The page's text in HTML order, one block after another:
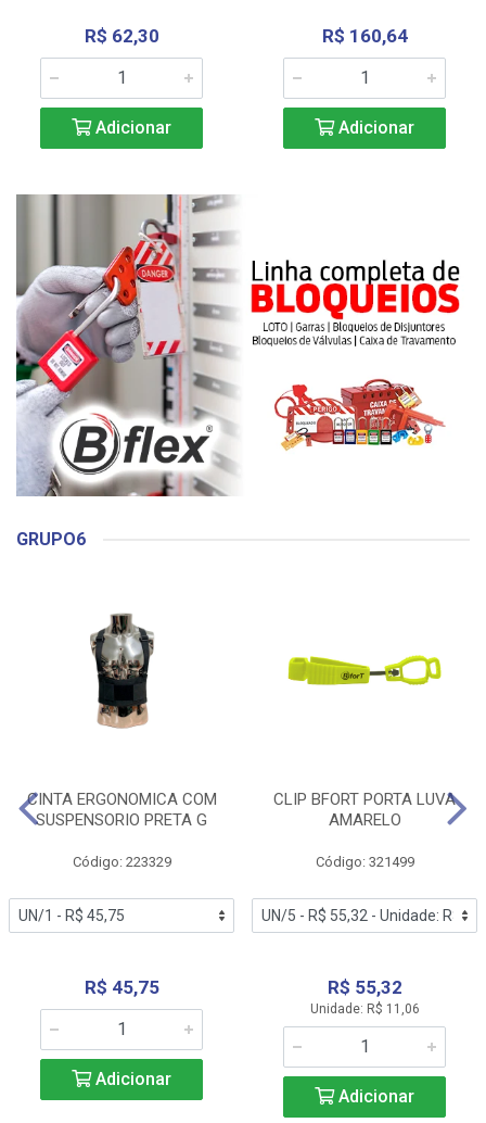
R$ 62,30
Adicionar
R$ 160,64
Adicionar
GRUPO6
CINTA ERGONOMICA COM
SUSPENSORIO PRETA G
Código: 223329
R$ 45,75
Adicionar
CLIP BFORT PORTA LUVA
AMARELO
Código: 321499
R$ 55,32
Unidade: R$ 11,06
Adicionar